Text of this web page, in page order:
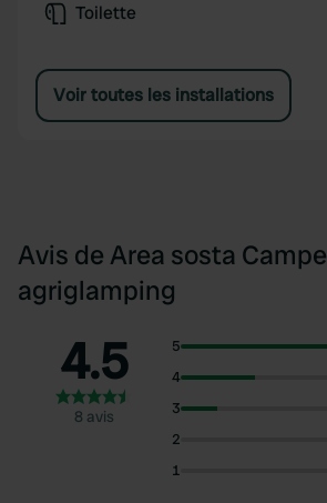
Toilette
Voir toutes les installations
Avis de Area sosta
agriglamping
4.5
8 avis
5
4
3
2
1